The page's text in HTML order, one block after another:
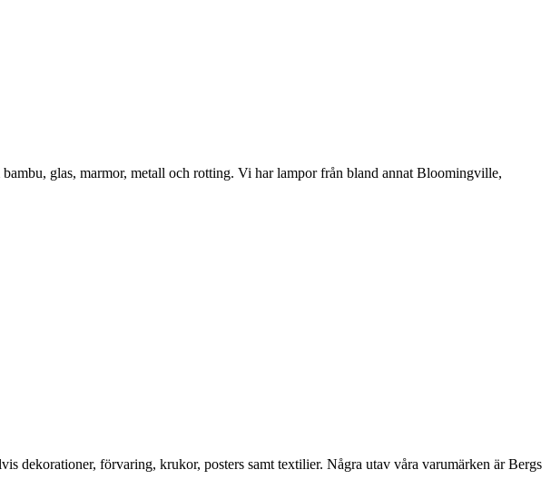
glas, marmor, metall och rotting. Vi har lampor från bland annat Bloomingville,
dekorationer, förvaring, krukor, posters samt textilier. Några utav våra varumärken är Bergs